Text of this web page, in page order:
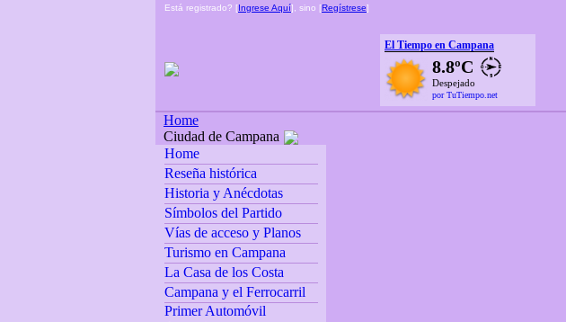
Está registrado? [Ingrese Aquí], sino [Regístrese]
El Tiempo en Campana
8.8ºC
Despejado
por TuTiempo.net
Home
Ciudad de Campana
Home
Reseña histórica
Historia y Anécdotas
Símbolos del Partido
Vías de acceso y Planos
Turismo en Campana
La Casa de los Costa
Campana y el Ferrocarril
Primer Automóvil